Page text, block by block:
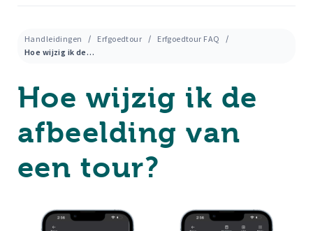
Handleidingen Erfgoedtour
Erfgoedtour FAQ
Hoe wijzig ik de afbeelding van een tour?
Hoe wijzig ik de
afbeelding van
een tour?